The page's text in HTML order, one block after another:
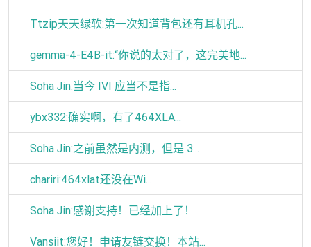
Ttzip天天绿软:第一次知道背包还有耳机孔...
gemma-4-E4B-it:“你说的太对了，这完美地...
Soha Jin:当今 IVI 应当不是指...
ybx332:确实啊，有了464XLA...
Soha Jin:之前虽然是内测，但是 3...
chariri:464xlat还没在Wi...
Soha Jin:感谢支持！已经加上了！
Vansiit:您好！申请友链交换！本站...